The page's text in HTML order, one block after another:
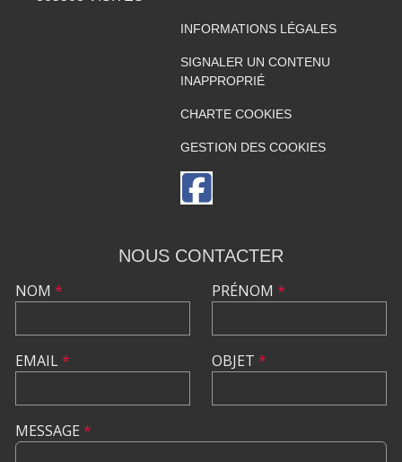
INFORMATIONS LÉGALES
SIGNALER UN CONTENU
INAPPROPRIÉ
CHARTE COOKIES
GESTION DES COOKIES
NOUS CONTACTER
NOM *
EMAIL*
PRÉNOM *
OBJET *
MESSAGE *